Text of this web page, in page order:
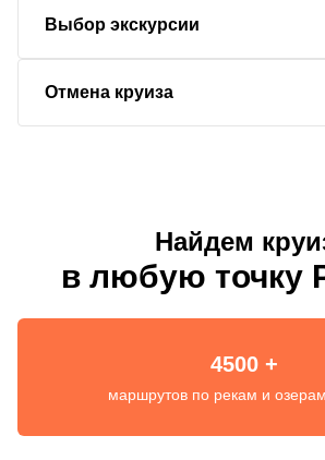
Выбор экскурсии
Отмена круиза
Найдем
в любую точку
4500 +
маршрутов по рекам и